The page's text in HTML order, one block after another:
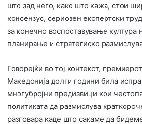
што зад него, како што кажа, стои
консензус, сериозен експертски
за конечно воспоставување култура
планирање и стратегиско
Говорејќи во тој контекст,
Македонија долги години била
многубројни предизвици кои
политиката да размислува
разговара каде што сакаме да